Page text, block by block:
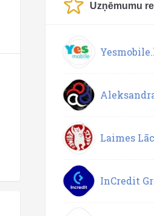
Uzņēmumu
Laimes
InCredit